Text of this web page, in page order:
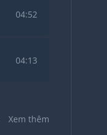
04:52
04:13
Xem thêm